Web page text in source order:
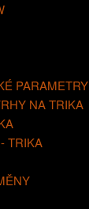
PARAMETRY
NA TRIKA
TRIKA